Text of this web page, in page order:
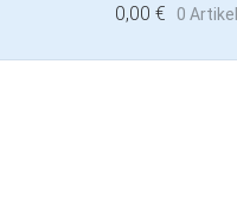
0,00 € 0 Artikel